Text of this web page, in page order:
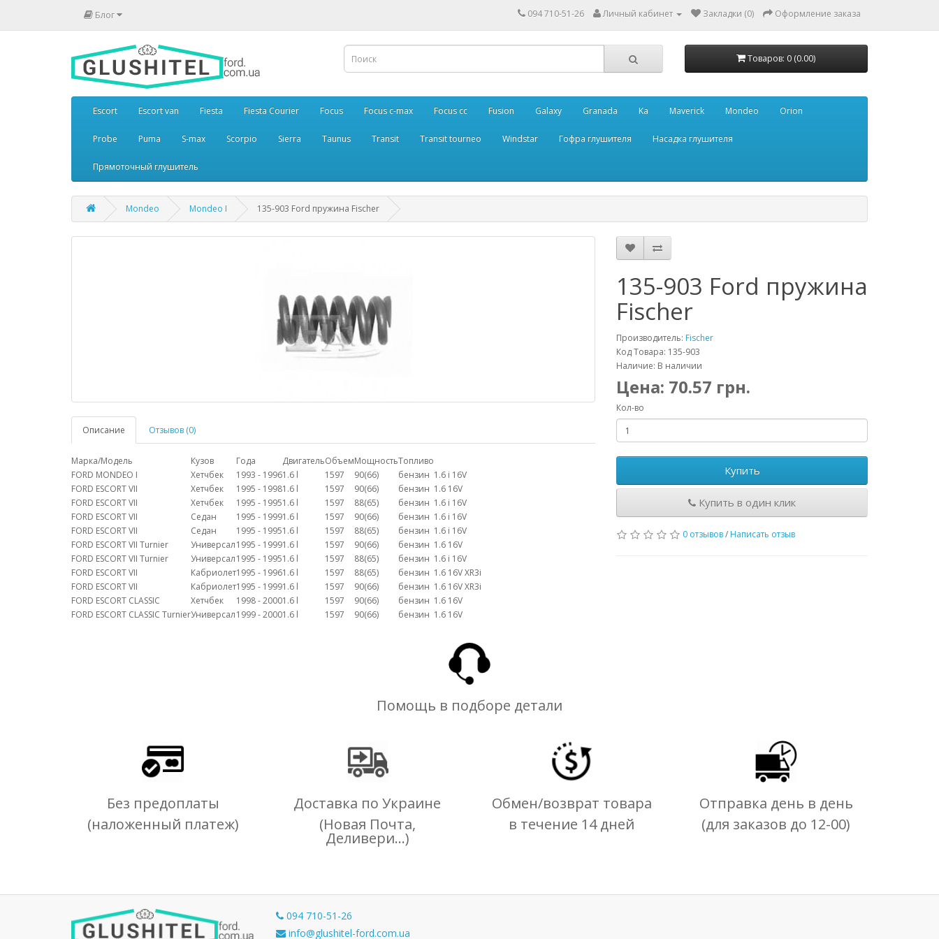
Блог 094 710-51-26 Личный кабинет Закладки (0) Оформление заказа
Товаров: 0 (0.00)
Escort Escort van Fiesta Fiesta Courier Focus Focus c-max Focus cc Fusion Galaxy Granada Ka Maverick Mondeo Orion
Probe Puma S-max Scorpio Sierra Taunus Transit Transit tourneo Windstar Гофра глушителя Насадка глушителя
Прямоточный глушитель
Mondeo Mondeo I 135-903 Ford пружина Fischer
Описание Отзывов (0)
Марка/Модель Кузов Года ДвигательОбъемМощностьТопливо
FORD MONDEO I
Хетчбек 1993 - 19961.6 l 1597 90(66) бензин 1.6 i 16V
FORD ESCORT VII
Хетчбек 1995 - 19981.6 l 1597 90(66) бензин 1.6 16V
FORD ESCORT VII
Хетчбек 1995 - 19951.6 l 1597 88(65) бензин 1.6 i 16V
FORD ESCORT VII
Седан 1995 - 19991.6 l 1597 90(66) бензин 1.6 i 16V
FORD ESCORT VII
Седан 1995 - 19951.6 l 1597 88(65) бензин 1.6 i 16V
FORD ESCORT VII Turnier
Универсал1995 - 19991.6 l 1597 90(66) бензин 1.6 16V
FORD ESCORT VII Turnier
Универсал1995 - 19951.6 l 1597 88(65) бензин 1.6 i 16V
FORD ESCORT VII
Кабриолет1995 - 19961.6 l 1597 88(65) бензин 1.6 16V XR3i
FORD ESCORT VII
Кабриолет1995 - 19991.6 l 1597 90(66) бензин 1.6 16V XR3i
FORD ESCORT CLASSIC
Хетчбек 1998 - 20001.6 l 1597 90(66) бензин 1.6 16V
FORD ESCORT CLASSIC TurnierУниверсал1999 - 20001.6 l 1597 90(66) бензин 1.6 16V
135-903 Ford пружина
Fischer
Производитель: Fischer
Код Товара: 135-903
Наличие: В наличии
Цена: 70.57 грн.
Кол-во
Купить
Купить в один клик
0 отзывов/ Написать отзыв
Помощь в подборе детали
Без предоплаты
(наложенный платеж)
Доставка по Украине
(Новая Почта,
Деливери...)
Обмен/возврат товара
в течение 14 дней
Отправка день в день
(для заказов до 12-00)
094 710-51-26
info@glushitel-ford.com.ua